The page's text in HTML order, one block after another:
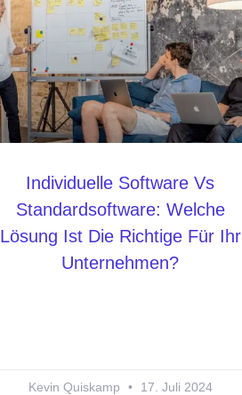
Individuelle Software Vs
Standardsoftware: Welche
Lösung Ist Die Richtige Für Ihr
Unternehmen?
Kevin Quiskamp 17. Juli 2024